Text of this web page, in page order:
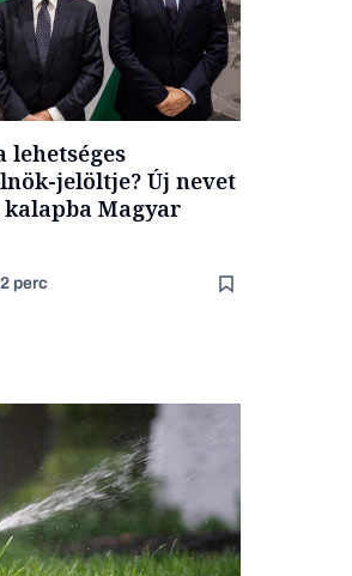
lehetséges
jelöltje? Új nevet
Magyar
2 perc